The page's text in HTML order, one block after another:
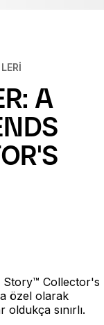
A
Story™ Collector's
özel olarak
sınırlı.